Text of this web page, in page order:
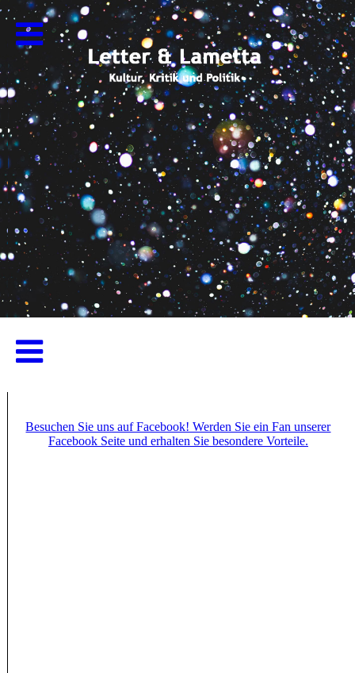
Besuchen Sie uns auf Facebook! Werden Sie ein Fan unserer
Facebook Seite und erhalten Sie besondere Vorteile.
Letter & Lametta
Kultur, Kritik und Politik